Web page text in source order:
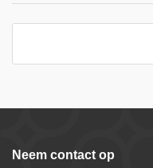
Neem contact op